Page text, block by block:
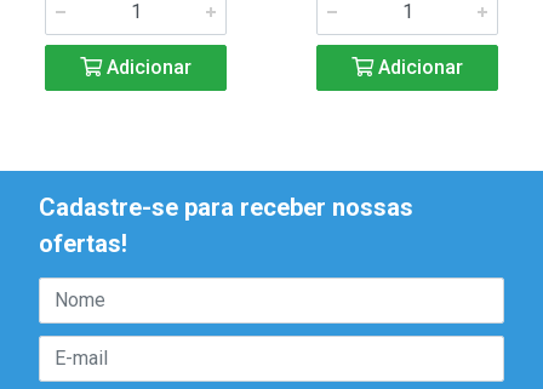
Adicionar Adicionar
Cadastre-se para receber nossas
ofertas!